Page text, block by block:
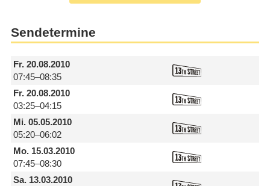
Sendetermine
Fr.20.08.2010
07:45–08:35
Fr.20.08.2010
03:25–04:15
Mi.05.05.2010
05:20–06:02
Mo.15.03.2010
07:45–08:30
Sa.13.03.2010